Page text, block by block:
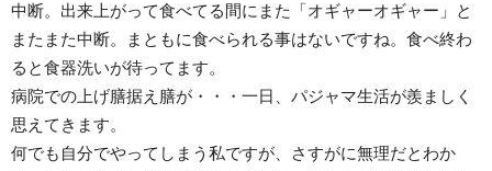
中断。出来上がって食べてる間にまた「オギャーオギャー」と
またまた中断。まともに食べられる事はないですね。食べ終わ
ると食器洗いが待ってます。
病院での上げ膳据え膳が・・・一日、パジャマ生活が羨ましく
思えてきます。
何でも自分でやってしまう私ですが、さすがに無理だとわか